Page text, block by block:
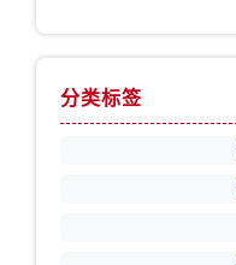
分类标签